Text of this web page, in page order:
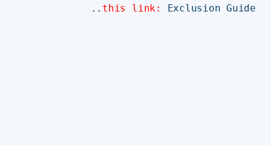
this link: Exclusion Guide..